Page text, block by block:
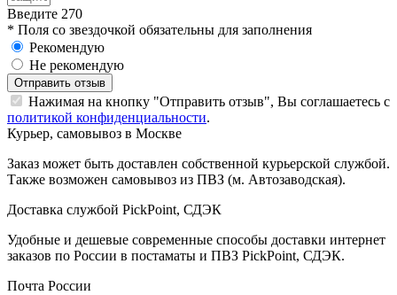
Введите 270
* Поля со звездочкой обязательны для заполнения
Рекомендую
Не рекомендую
Отправить отзыв
Нажимая на кнопку "Отправить отзыв", Вы соглашаетесь с
политикой конфиденциальности.
Курьер, самовывоз в Москве
Заказ может быть доставлен собственной курьерской службой.
Также возможен самовывоз из ПВЗ (м. Автозаводская).
Доставка службой PickPoint, СДЭК
Удобные и дешевые современные способы доставки интернет
заказов по России в постаматы и ПВЗ PickPoint, СДЭК.
Почта России